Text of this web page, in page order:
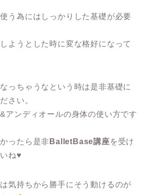
う為にはしっかりした基礎が必要
ようとした時に変な格好になって
っちゃうなという時は是非基礎に
さい。
アンディオールの身体の使い方です
ったら是非 BalletBase講座を受け
ね♥
気持ちから勝手にそう動けるのが